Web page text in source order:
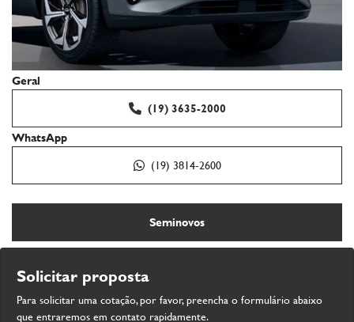
Solicitar proposta
Para solicitar uma cotação, por favor, preencha o formulário abaixo
que entraremos em contato rapidamente.
Geral
(19) 3635-2000
WhatsApp
(19) 3814-2600
Seminovos